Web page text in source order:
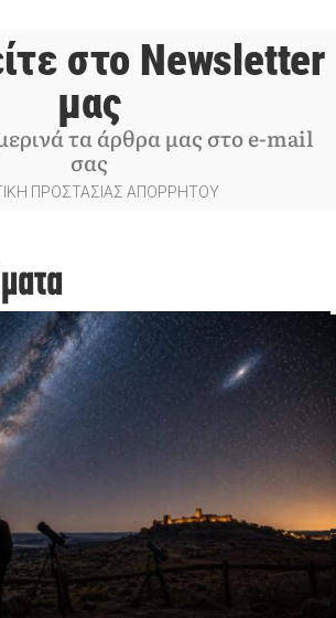
στο Newsletter
μας
τα άρθρα μας στο e-mail
σας
ΠΡΟΣΤΑΣΙΑΣ ΑΠΟΡΡΗΤΟΥ